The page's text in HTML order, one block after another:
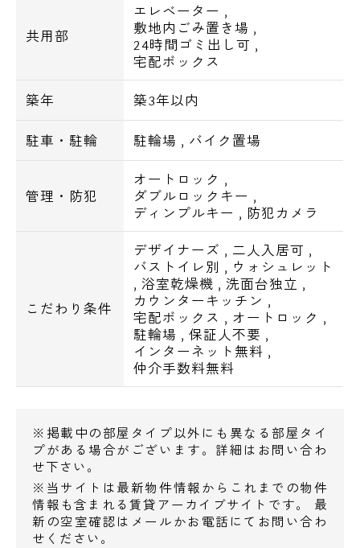
間取りは1Kと1LDKまで、全７タイプの間取
りプランが御座います。
水廻りなどは1Kもハイグレード仕様です。
是非ご覧下さい。
地上10階建・総戸数は36戸の高級デザイナー
ズマンション「オーキッドレジデンス蔵前」
は、2019年9月に完成した築浅高級賃貸マン
ションです。
【オーキッドレジデンス蔵前・物件概要】
名 称 オーキッドレジデンス蔵前
所 在 地 東京都台東区三筋2-5以下未
構造・規模 鉄筋コンクリート造・地上10
総 戸 数 49戸
駐 車 場 全1台（障害者優先）
駐 輪 場 有り
バイク置場 全7台（月額3,000～5,000円
税別）
共用部
エレベーター ,
敷地内ごみ置き場 ,
24時間ゴミ出し可 ,
宅配ボックス
築年 築3年以内
駐車・駐輪 駐輪場 , バイク置場
管理・防犯
オートロック ,
ダブルロックキー ,
ディンプルキー , 防犯カメラ
こだわり条件
デザイナーズ , 二人入居可 ,
バストイレ別 , ウォシュレット
, 浴室乾燥機 , 洗面台独立 ,
カウンターキッチン ,
宅配ボックス , オートロック ,
駐輪場 ,保証人不要 ,
インターネット無料 ,
仲介手数料無料
※掲載中の部屋タイプ以外にも異なる部屋タイ
プがある場合がございます。詳細はお問い合わ
せ下さい。
※当サイトは最新物件情報からこれまでの物件
情報も含まれる賃貸アーカイブサイトです。 最
新の空室確認はメールかお電話にてお問い合わ
せください。